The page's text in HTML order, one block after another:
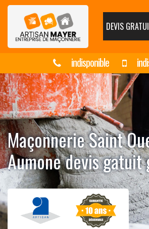
DEVIS
indisponible
Maçonnerie Saint
Aumone devis